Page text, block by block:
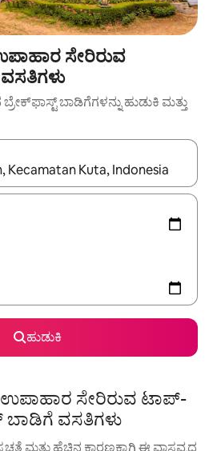
ಸೇರಿರುವ
ಬಾಡಿಗೆಗಳನ್ನು ಹುಡುಕಿ ಮತ್ತು
ಅಪ್ ಮತ್ತು ಡೌನ್ ಬಾಣದ ಕೀಲಿಗಳೊಂದಿಗೆ
ಹುಡುಕಿ
ಸೇರಿರುವ ಟಾಪ್-
ವಸತಿಗಳು
ಮತ್ತು ಹೆಚ್ಚಿನ ಕಾರಣಕ್ಕಾಗಿ ಈ ವಾಸ್ತವ್ಯದ